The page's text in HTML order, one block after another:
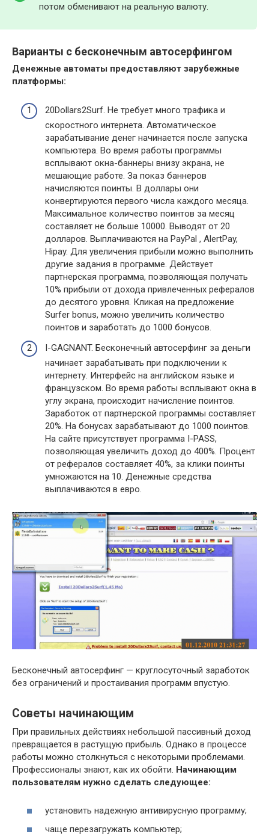
потом обменивают на реальную валюту.
Варианты с бесконечным автосерфингом
Денежные автоматы предоставляют зарубежные
платформы:
20Dollars2Surf. Не требует много трафика и
скоростного интернета. Автоматическое
зарабатывание денег начинается после запуска
компьютера. Во время работы программы
всплывают окна-баннеры внизу экрана, не
мешающие работе. За показ баннеров
начисляются поинты. В доллары они
конвертируются первого числа каждого месяца.
Максимальное количество поинтов за месяц
составляет не больше 10000. Выводят от 20
долларов. Выплачиваются на PayPal , AlertPay,
Hipay. Для увеличения прибыли можно выполнить
другие задания в программе. Действует
партнерская программа, позволяющая получать
10% прибыли от дохода привлеченных рефералов
до десятого уровня. Кликая на предложение
Surfer bonus, можно увеличить количество
поинтов и заработать до 1000 бонусов.
I-GAGNANT. Бесконечный автосерфинг за деньги
начинает зарабатывать при подключении к
интернету. Интерфейс на английском языке и
французском. Во время работы всплывают окна в
углу экрана, происходит начисление поинтов.
Заработок от партнерской программы составляет
20%. На бонусах зарабатывают до 1000 поинтов.
На сайте присутствует программа I-PASS,
позволяющая увеличить доход до 400%. Процент
от рефералов составляет 40%, за клики поинты
умножаются на 10. Денежные средства
выплачиваются в евро.
Бесконечный автосерфинг — круглосуточный заработок
без ограничений и простаивания программ впустую.
Советы начинающим
При правильных действиях небольшой пассивный доход
превращается в растущую прибыль. Однако в процессе
работы можно столкнуться с некоторыми проблемами.
Профессионалы знают, как их обойти. Начинающим
пользователям нужно сделать следующее:
установить надежную антивирусную программу;
чаще перезагружать компьютер;